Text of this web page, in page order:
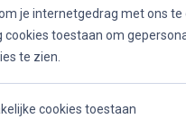
van Brankele
je internetgedrag met ons te
cookies toestaan om
te zien.
cookies toestaan